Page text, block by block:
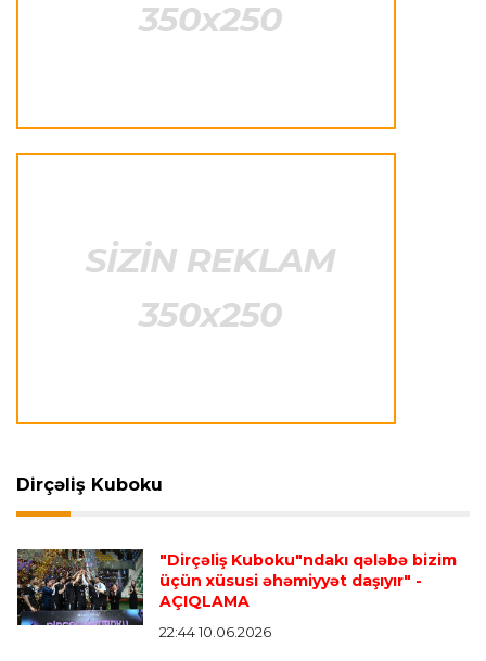
Lukaku ilə "Monako" arasında danışıqlar
Transfer 23:09 07.08.2026
hazırlaşır
"Real" argentinalı futbolçusunu "Fiorentina"ya
icarəyə göndərdi
Dirçəliş Kuboku
"Dirçəliş Kuboku"ndakı qələbə bizim
üçün xüsusi əhəmiyyət daşıyır" -
AÇIQLAMA
22:44 10.06.2026